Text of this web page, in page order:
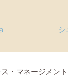
シ
ス・マネージメント